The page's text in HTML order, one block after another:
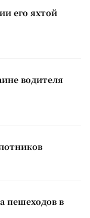
его яхтой
водителя
пешеходов в